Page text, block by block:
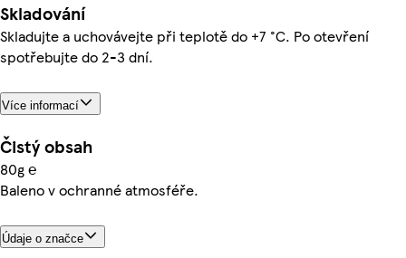
Skladování
Skladujte a uchovávejte při teplotě do +7 °C. Po otevření
spotřebujte do 2-3 dní.
Více informací
Čistý obsah
80g ℮
Baleno v ochranné atmosféře.
Údaje o značce